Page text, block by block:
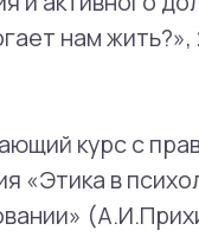
г.; для Российского
школ);
эмоциональной
профессии»,
(2023 г.).